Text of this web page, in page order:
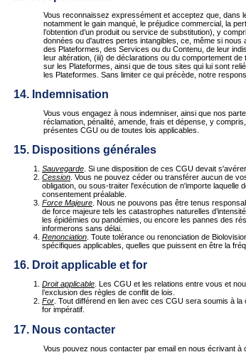
Vous reconnaissez expressément et acceptez que, dans
notamment le gain manqué, le préjudice commercial, la
l’obtention d’un produit ou service de substitution), y
données ou d'autres pertes intangibles, ce, même si
des Plateformes, des Services ou du Contenu, de leur
leur altération, (iii) de déclarations ou du comportement
sur les Plateformes, ainsi que de tous sites qui lui sont
les Plateformes. Sans limiter ce qui précède, notre
14. Indemnisation
Vous vous engagez à nous indemniser, ainsi que nos
réclamation, pénalité, amende, frais et dépense, y
présentes CGU ou de toutes lois applicables.
15. Dispositions générales
Sauvegarde . Si une disposition de ces CGU devait
Cession . Vous ne pouvez céder ou transférer aucun de
obligation, ou sous-traiter l'exécution de n'importe
consentement préalable.
Force Majeure . Nous ne pouvons pas être tenus
de force majeure tels les catastrophes naturelles
les épidémies ou pandémies, ou encore les pannes des
informerons sans délai.
Renonciation . Toute tolérance ou renonciation de
spécifiques applicables, quelles que puissent en être la
16. Droit applicable et for
Droit applicable. Les CGU et les relations entre vous et
l’exclusion des règles de conflit de lois.
For. Tout différend en lien avec ces CGU sera soumis à
for impératif.
17. Nous contacter
Vous pouvez nous contacter par email en nous écrivant